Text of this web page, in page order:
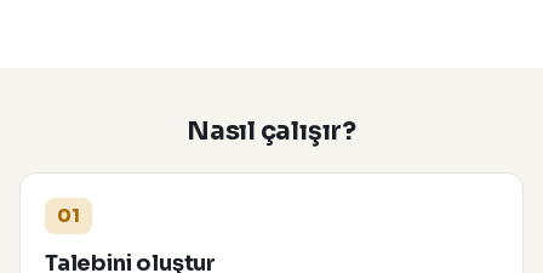
Nasıl çalışır?
01
Talebini oluştur